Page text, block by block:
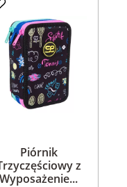
Piórnik
z
Wyposażenie...